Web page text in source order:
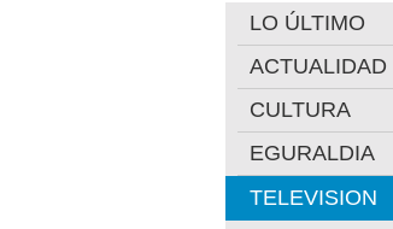
LO ÚLTIMO
ACTUALIDAD
CULTURA
EGURALDIA
TELEVISION